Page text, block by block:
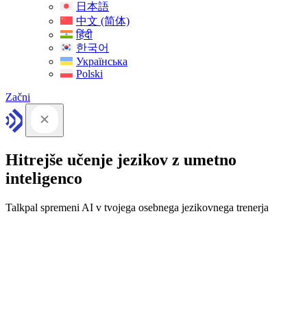
日本語
中文 (简体)
हिंदी
한국어
Українська
Polski
Začni
Hitrejše učenje jezikov z umetno
inteligenco
Talkpal spremeni AI v tvojega osebnega jezikovnega trenerja